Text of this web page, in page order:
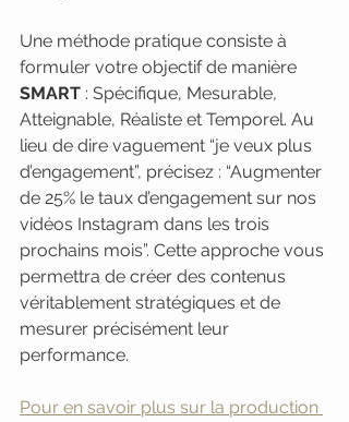
Une méthode pratique consiste à
formuler votre objectif de manière
SMART : Spécifique, Mesurable,
Atteignable, Réaliste et Temporel. Au
lieu de dire vaguement “je veux plus
d’engagement”, précisez : “Augmenter
de 25% le taux d’engagement sur nos
vidéos Instagram dans les trois
prochains mois”. Cette approche vous
permettra de créer des contenus
véritablement stratégiques et de
mesurer précisément leur
performance.
Pour en savoir plus sur la production